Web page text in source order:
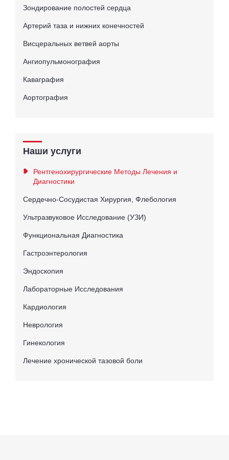
Зондирование полостей сердца
Артерий таза и нижних конечностей
Висцеральных ветвей аорты
Ангиопульмонография
Каваграфия
Аортография
Наши услуги
Рентгенохирургические Методы Лечения и
Диагностики
Сердечно-Сосудистая Хирургия, Флебология
Ультразвуковое Исследование (УЗИ)
Функциональная Диагностика
Гастроэнтерология
Эндоскопия
Лабораторные Исследования
Кардиология
Неврология
Гинекология
Лечение хронической тазовой боли